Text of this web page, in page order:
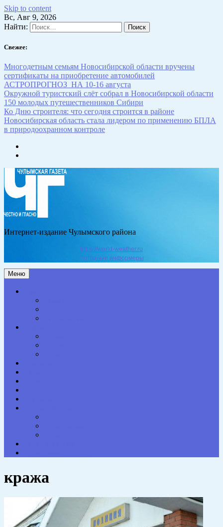
Skip to content
Вс, Авг 9, 2026
Найти:
Свежее:
Многодетным семьям Новосибирской области вручены
сертификаты на приобретение автомобилей
АСТРОПРОГНОЗ НА 10-16 августа
Окружной туристский слёт собрал в Новосибирской области
150 молодых путешественников Сибири
Ко Дню строителя: что сегодня строится в районе
Новосибирская область стала лидером по применению БПЛА
в природоохранном контроле
Интернет-издание Чулымского района
https://world-weather.ru
Погодные информеры
Меню
кража